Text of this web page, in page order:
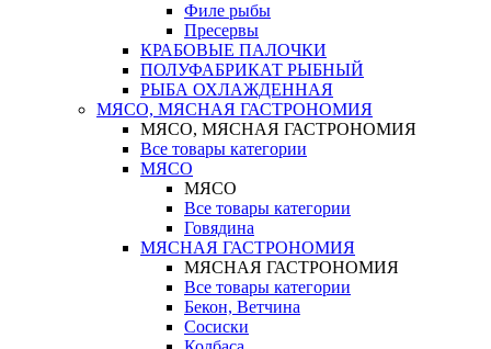
Филе рыбы
Пресервы
КРАБОВЫЕ ПАЛОЧКИ
ПОЛУФАБРИКАТ РЫБНЫЙ
РЫБА ОХЛАЖДЕННАЯ
МЯСО, МЯСНАЯ ГАСТРОНОМИЯ
МЯСО, МЯСНАЯ ГАСТРОНОМИЯ
Все товары категории
МЯСО
МЯСО
Все товары категории
Говядина
МЯСНАЯ ГАСТРОНОМИЯ
МЯСНАЯ ГАСТРОНОМИЯ
Все товары категории
Бекон, Ветчина
Сосиски